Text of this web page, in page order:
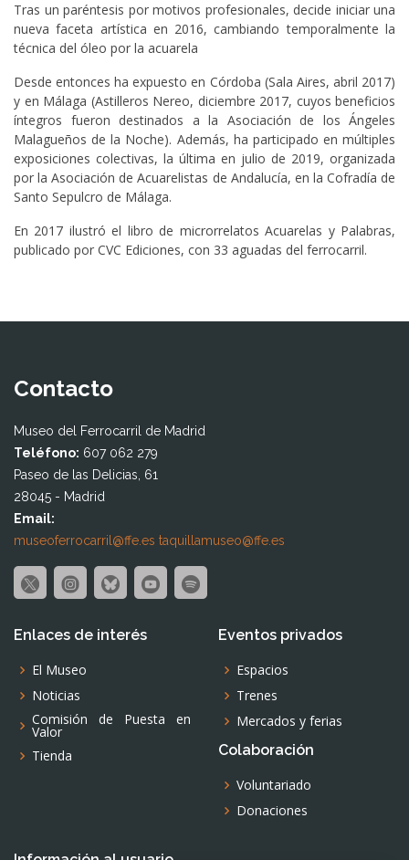
Tras un paréntesis por motivos profesionales, decide iniciar una
nueva faceta artística en 2016, cambiando temporalmente la
técnica del óleo por la acuarela
Desde entonces ha expuesto en Córdoba (Sala Aires, abril 2017)
y en Málaga (Astilleros Nereo, diciembre 2017, cuyos beneficios
íntegros fueron destinados a la Asociación de los Ángeles
Malagueños de la Noche). Además, ha participado en múltiples
exposiciones colectivas, la última en julio de 2019, organizada
por la Asociación de Acuarelistas de Andalucía, en la Cofradía de
Santo Sepulcro de Málaga.
En 2017 ilustró el libro de microrrelatos Acuarelas y Palabras,
publicado por CVC Ediciones, con 33 aguadas del ferrocarril.
Contacto
Museo del Ferrocarril de Madrid
Teléfono: 607 062 279
Paseo de las Delicias, 61
28045 - Madrid
Email:
museoferrocarril@ffe.es taquillamuseo@ffe.es
Enlaces de interés
El Museo
Noticias
Comisión de Puesta en
Valor
Tienda
Eventos privados
Espacios
Trenes
Mercados y ferias
Colaboración
Voluntariado
Donaciones